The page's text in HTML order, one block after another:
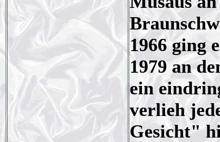
1966 ging
1979 an
ein
verlieh
Gesicht"